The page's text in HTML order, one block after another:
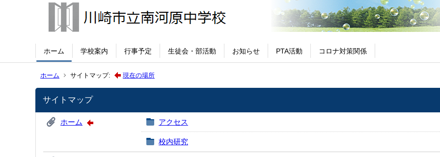
ホーム 学校案内 行事予定 生徒会・部活動 お知らせ PTA活動 コロナ対策関係
ホーム サイトマップ: 現在の場所
サイトマップ
ホーム アクセス
校内研究